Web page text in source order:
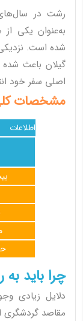
رشت در سال‌های
به‌عنوان یکی
شده است.
گیلان باعث شده
اصلی سفر خود
مشخصات
اطلاعات
بیش
چرا باید
دلایل زیادی
مقاصد گردشگری